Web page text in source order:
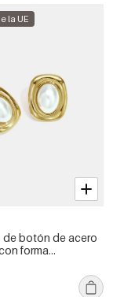
la UE
de botón de acero
forma
de la
joyería para